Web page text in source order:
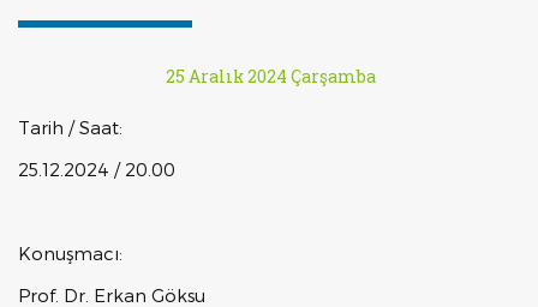
25 Aralık 2024 Çarşamba
Tarih / Saat:
25.12.2024 / 20.00
Konuşmacı:
Prof. Dr. Erkan Göksu